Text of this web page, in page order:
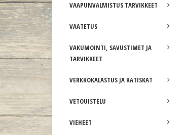
VAAPUNVALMISTUS TARVIKKEET
VAATETUS
VAKUMOINTI, SAVUSTIMET JA
TARVIKKEET
VERKKOKALASTUS JA KATISKAT
VETOUISTELU
VIEHEET